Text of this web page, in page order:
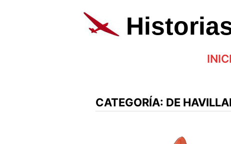
al
contenido
CATEGORÍA: DE